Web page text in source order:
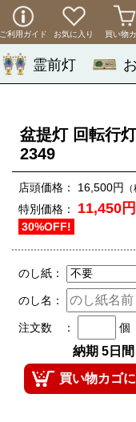
ご利用ガイド お気に入り 買い物
霊前灯
盆提灯 回転行
2349
店頭価格： 16,500円
特別価格： 11,450円
30%OFF!
のし紙：
のし名：
注文数 ： 個
納期 5日間